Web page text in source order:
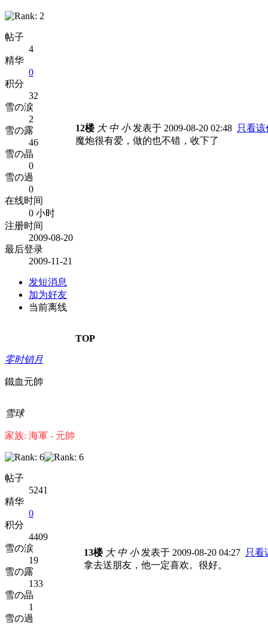
帖子
4
精华
0
积分
32
雪の涙
2
雪の露
46
雪の晶
0
雪の過
0
在线时间
0 小时
注册时间
2009-08-20
最后登录
2009-11-21
发短消息
加为好友
当前离线
12楼 大 中 小发表于 2009-08-20 02:48 只看该
魔炮很有爱，做的也不错，收下了
TOP
零时销月
鐵血元帥
雪球
家族: 海軍 - 元帥
帖子
5241
精华
0
积分
4409
雪の涙
19
雪の露
133
雪の晶
1
雪の過
13楼 大 中 小发表于 2009-08-20 04:27 只看
拿去送朋友，他一定喜欢。很好。